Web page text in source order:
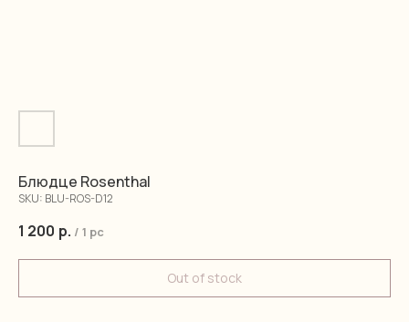
Блюдце Rosenthal
SKU: BLU-ROS-D12
1 200 р. / 1 pc
Out of stock